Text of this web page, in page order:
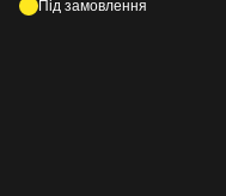
Під замовлення